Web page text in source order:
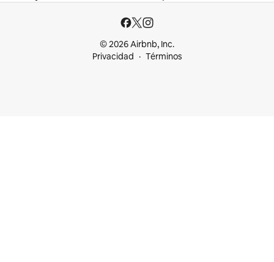
© 2026 Airbnb, Inc.
Privacidad
Términos